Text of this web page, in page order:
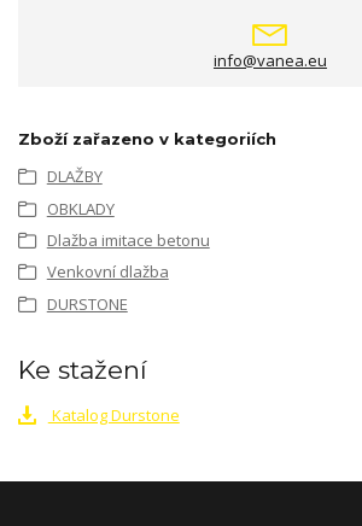
info@vanea.eu
Zboží zařazeno v kategoriích
DLAŽBY
OBKLADY
Dlažba imitace betonu
Venkovní dlažba
DURSTONE
Ke stažení
Katalog Durstone